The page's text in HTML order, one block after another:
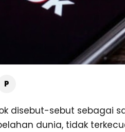
disebut-sebut sebagai
dunia, tidak